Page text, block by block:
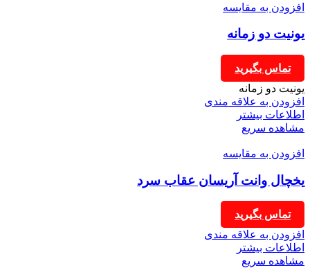
افزودن به مقایسه
یونیت دو زمانه
تماس بگیرید
یونیت دو زمانه
افزودن به علاقه مندی
اطلاعات بیشتر
مشاهده سریع
افزودن به مقایسه
یخچال وانت آریسان عقاب سرد
تماس بگیرید
افزودن به علاقه مندی
اطلاعات بیشتر
مشاهده سریع